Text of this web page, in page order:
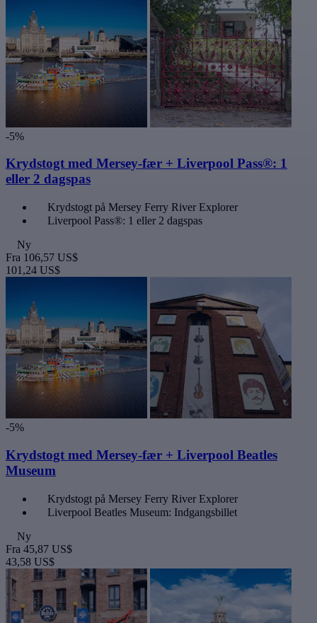
-5%
Krydstogt med Mersey-fær + Liverpool Pass®: 1
eller 2 dagspas
Krydstogt på Mersey Ferry River Explorer
Liverpool Pass®: 1 eller 2 dagspas
Ny
Fra 106,57 US$
101,24 US$
-5%
Krydstogt med Mersey-fær + Liverpool Beatles
Museum
Krydstogt på Mersey Ferry River Explorer
Liverpool Beatles Museum: Indgangsbillet
Ny
Fra 45,87 US$
43,58 US$